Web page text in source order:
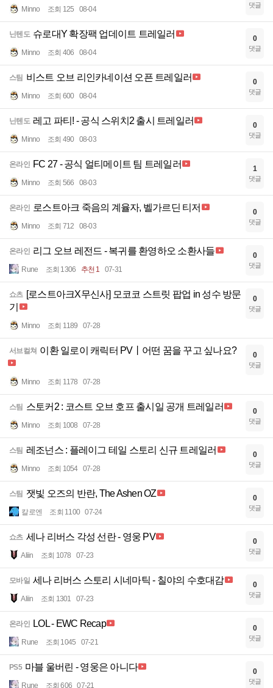
Minno 조회 125 08-04 댓글
닌텐도 슈로대Y 확장팩 업데이트 트레일러
Minno 조회 406 08-04
0
댓글
스팀 비스트 오브 리인카네이션 오픈 트레일러
Minno 조회 600 08-04
0
댓글
닌텐도 레고 파티! - 공식 스위치2 출시 트레일러
Minno 조회 490 08-03
0
댓글
온라인 FC 27 - 공식 얼티메이트 팀 트레일러
Minno 조회 566 08-03
1
댓글
온라인 로스트아크 죽음의 계율자, 벨가르딘 티저
Minno 조회 712 08-03
0
댓글
온라인 리그 오브 레전드 - 복귀를 환영하오 소환사들
Rune 조회 1306 추천 1 07-31
0
댓글
쇼츠 [로스트아크X무신사] 모코코 스트릿 팝업 in 성수 방문
기
Minno 조회 1189 07-28
0
댓글
서브컬쳐 이환 일로이 캐릭터 PV丨어떤 꿈을 꾸고 싶나요?
Minno 조회 1178 07-28
0
댓글
스팀 스토커2 : 코스트 오브 호프 출시일 공개 트레일러
Minno 조회 1008 07-28
0
댓글
스팀 레조넌스 : 플레이그 테일 스토리 신규 트레일러
Minno 조회 1054 07-28
0
댓글
스팀 잿빛 오즈의 반란, The Ashen OZ
칼로엔 조회 1100 07-24
0
댓글
쇼츠 세나 리버스 각성 선란 - 영웅 PV
Aliin 조회 1078 07-23
0
댓글
모바일 세나 리버스 스토리 시네마틱 - 칠야의 수호대감
Aliin 조회 1301 07-23
0
댓글
온라인 LOL - EWC Recap
Rune 조회 1045 07-21
0
댓글
PS5 마블 울버린 - 영웅은 아니다
Rune 조회 606 07-21
0
댓글